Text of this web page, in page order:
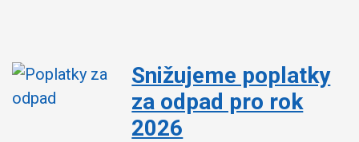
Snižujeme poplatky
za odpad pro rok
2026